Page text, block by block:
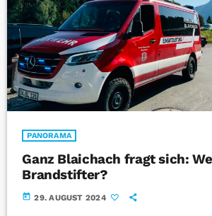
PANORAMA
Ganz Blaichach fragt sich:
Brandstifter?
today 29. AUGUST 2024